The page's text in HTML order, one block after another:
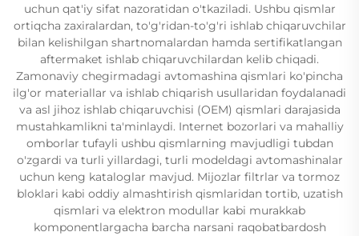
uchun qat'iy sifat nazoratidan o'tkaziladi. Ushbu qismlar
ortiqcha zaxiralardan, to'g'ridan-to'g'ri ishlab chiqaruvchilar
bilan kelishilgan shartnomalardan hamda sertifikatlangan
aftermaket ishlab chiqaruvchilardan kelib chiqadi.
Zamonaviy chegirmadagi avtomashina qismlari ko'pincha
ilg'or materiallar va ishlab chiqarish usullaridan foydalanadi
va asl jihoz ishlab chiqaruvchisi (OEM) qismlari darajasida
mustahkamlikni ta'minlaydi. Internet bozorlari va mahalliy
omborlar tufayli ushbu qismlarning mavjudligi tubdan
o'zgardi va turli yillardagi, turli modeldagi avtomashinalar
uchun keng kataloglar mavjud. Mijozlar filtrlar va tormoz
bloklari kabi oddiy almashtirish qismlaridan tortib, uzatish
qismlari va elektron modullar kabi murakkab
komponentlargacha barcha narsani raqobatbardosh